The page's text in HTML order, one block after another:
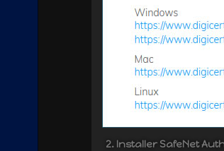
2. Installer SafeNet